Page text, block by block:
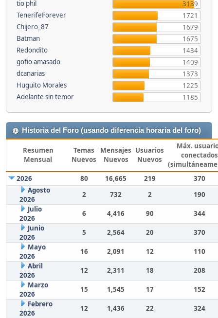
tio phil
3139
TenerifeForever
1721
Chijero_87
1679
Batman
1675
Redondito
1434
gofio amasado
1409
dcanarias
1373
Huguito Morales
1225
Adelante sin temor
1185
Historia del Foro (usando diferencia horaria del foro)
Resumen
Mensual
Temas
Nuevos
Mensajes
Nuevos
Usuarios
Nuevos
Máx.
conectados
2026
80 16,665 219
370
Agosto
2026
2 732 2
190
Julio
2026
6 4,416 90
344
Junio
2026
5 2,564 20
370
Mayo
2026
16 2,091 12
110
Abril
2026
12 2,311 18
208
Marzo
2026
15 1,545 17
152
Febrero
2026
12 1,436 22
324